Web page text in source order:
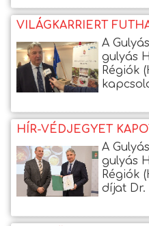
VILÁGKARRIERT
A
gulyás
Régiók
HÍR-VÉDJEGYET
A
gulyás
Régiók
díjat Dr.